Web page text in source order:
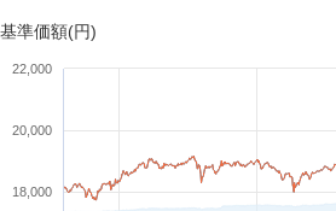
基準価額(円)
18,000
20,000
22,000